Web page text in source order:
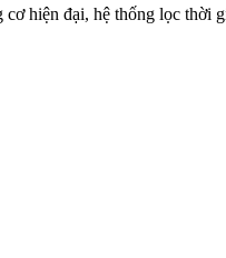
hiện đại, hệ thống lọc thời